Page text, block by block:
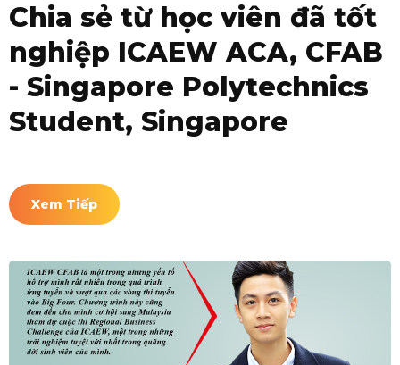
Chia sẻ từ học viên đã tốt
nghiệp ICAEW ACA, CFAB
- Singapore Polytechnics
Student, Singapore
Xem Tiếp